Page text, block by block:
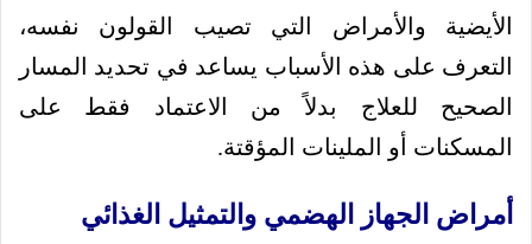
الأيضية والأمراض التي تصيب القولون نفسه،
التعرف على هذه الأسباب يساعد في تحديد المسار
الصحيح للعلاج بدلاً من الاعتماد فقط على
المسكنات أو الملينات المؤقتة.
أمراض الجهاز الهضمي والتمثيل الغذائي